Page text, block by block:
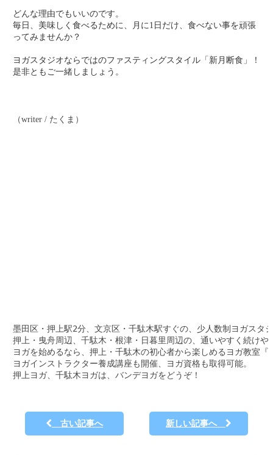
どんな理由でもいいのです。
毎日、美味しく食べるために、月に1日だけ、食べない事を頑張
ってみませんか？
ヨガスタジオならではのファスティングスタイル「新月断食」！
是非ともご一緒しましょう。
（writer / たくま）
墨田区・押上駅2分、文京区・千駄木駅すぐの、少人数制ヨガスタ
押上・曳舟周辺、千駄木・根津・日暮里周辺の、通いやすく続け
ヨガを始めるなら、押上・千駄木の初心者から楽しめるヨガ教室
ヨガインストラクター養成講座も開催、ヨガ資格も取得可能。
押上ヨガ、千駄木ヨガは、バンデヨガをどうぞ！
古い記事へ 新しい記事へ